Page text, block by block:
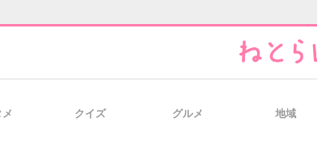
クイズ グルメ 地域